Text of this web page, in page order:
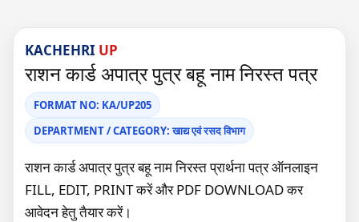
KACHEHRI UP
राशन कार्ड अपात्र पुत्र बहू नाम निरस्त पत्र
FORMAT NO: KA/UP205
DEPARTMENT / CATEGORY: खाद्य एवं रसद विभाग
राशन कार्ड अपात्र पुत्र बहू नाम निरस्त प्रार्थना पत्र ऑनलाइन
FILL, EDIT, PRINT करें और PDF DOWNLOAD कर
आवेदन हेतु तैयार करें।